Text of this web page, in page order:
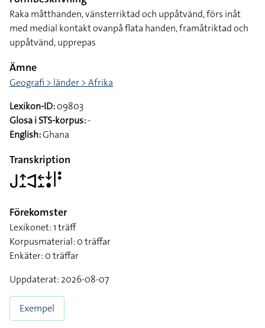
Raka måtthanden, vänsterriktad och uppåtvänd, förs inåt
med medial kontakt ovanpå flata handen, framåtriktad och
uppåtvänd, upprepas
Ämne
Geografi > länder > Afrika
Lexikon-ID:09803
Glosa i STS-korpus:-
English:Ghana
Transkription
􌤢􌤴􌤸􌥉􌥓􌤸􌦄􌥡􌥼􌥻
Förekomster
Lexikonet: 1 träff
Korpusmaterial: 0 träffar
Enkäter: 0 träffar
Uppdaterat: 2026-08-07
Exempel